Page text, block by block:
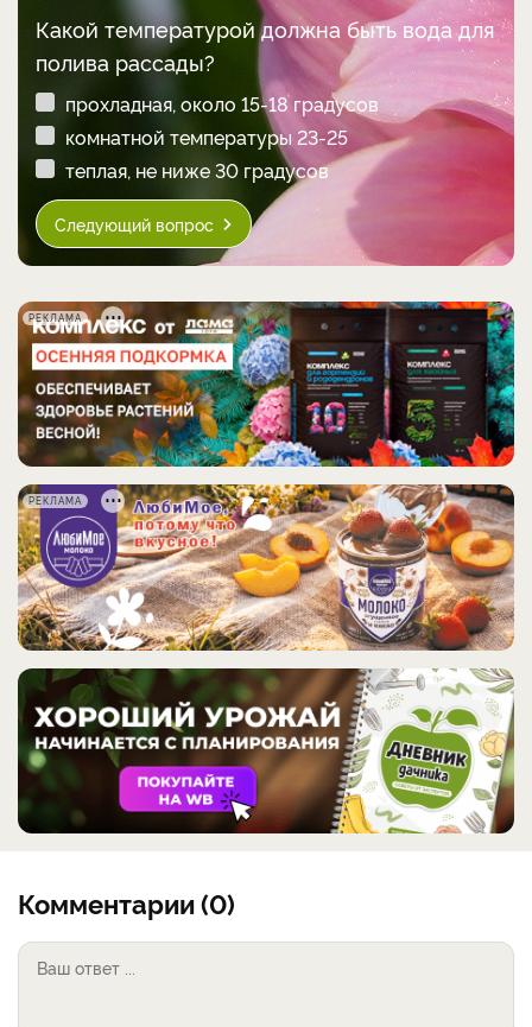
Какой температурой должна быть вода для
полива рассады?
прохладная, около 15-18 градусов
комнатной температуры 23-25
теплая, не ниже 30 градусов
Следующий вопрос
РЕКЛАМА
РЕКЛАМА
Комментарии (0)